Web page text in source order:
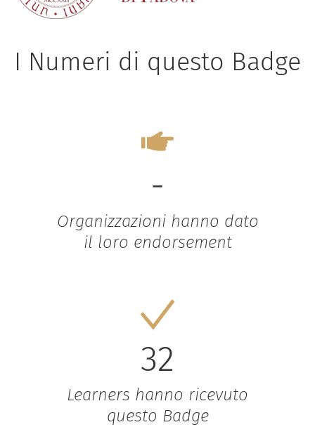
I Numeri di questo Badge
-
Organizzazioni hanno dato
il loro endorsement
32
Learners hanno ricevuto
questo Badge